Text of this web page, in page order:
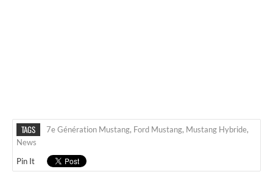
TAGS 7e Génération Mustang, Ford Mustang, Mustang Hybride,
News
Pin It